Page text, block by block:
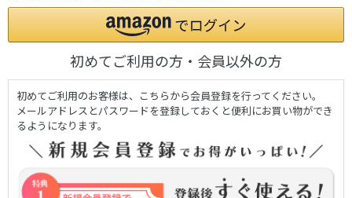
初めてご利用の方・会員以外の方
初めてご利用のお客様は、こちらから会員登録を行ってください。
メールアドレスとパスワードを登録しておくと便利にお買い物ができ
るようになります。